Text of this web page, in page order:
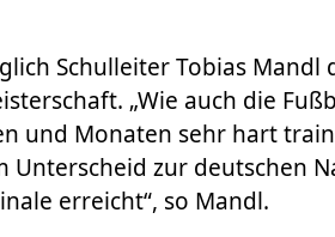
Schulleiter Tobias
„Wie auch die
und Monaten sehr hart
Unterscheid zur deutschen
erreicht“, so Mandl.